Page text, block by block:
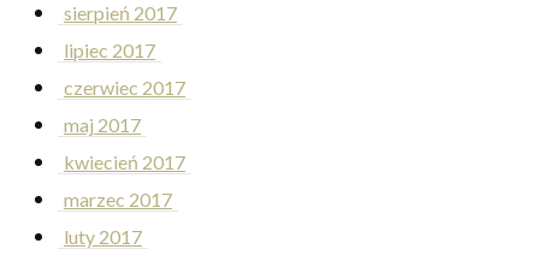
sierpień 2017
lipiec 2017
czerwiec 2017
maj 2017
kwiecień 2017
marzec 2017
luty 2017